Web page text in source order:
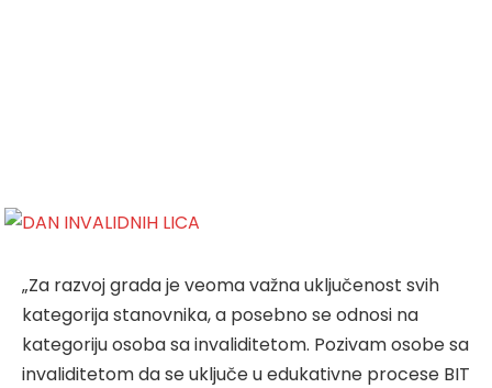
„Za razvoj grada je veoma važna uključenost svih
kategorija stanovnika, a posebno se odnosi na
kategoriju osoba sa invaliditetom. Pozivam osobe sa
invaliditetom da se uključe u edukativne procese BIT